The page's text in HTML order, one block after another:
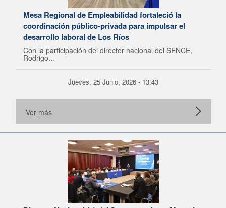
Mesa Regional de Empleabilidad fortaleció la
coordinación público-privada para impulsar el
desarrollo laboral de Los Ríos
Con la participación del director nacional del SENCE,
Rodrigo...
Jueves, 25 Junio, 2026 - 13:43
Ver más